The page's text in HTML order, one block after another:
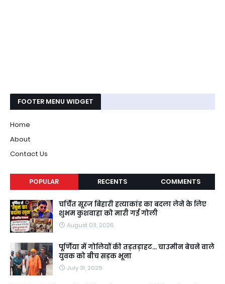
FOOTER MENU WIDGET
Home
About
Contact Us
POPULAR RECENTS COMMENTS
चर्चित सूरज बिहारी हत्याकांड का बदला लेने के लिए
शुभम कुशवाहा को मारी गई गोली
August 03, 2026
पूर्णिया में गोलियों की तड़तड़ाहट... चाउमीन बेचने वाले
युवक को बीच सड़क भूना
July 31, 2026